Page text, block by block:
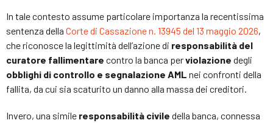
In tale contesto assume particolare importanza la recentissima
sentenza della Corte di Cassazione n. 13945 del 13 maggio 2026,
che riconosce la legittimità dell’azione di responsabilità del
curatore fallimentare contro la banca perviolazione degli
obblighi di controllo e segnalazione AML nei confronti della
fallita, da cui sia scaturito un danno alla massa dei creditori.
Invero, una simile responsabilità civile della banca, connessa